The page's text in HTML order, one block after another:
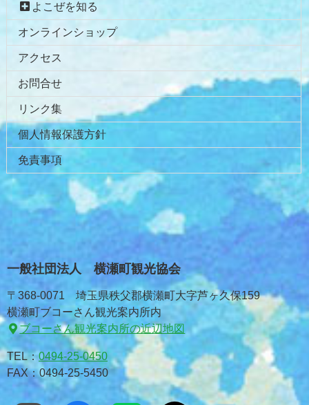
戻
よこぜを知る
オンラインショップ
アクセス
お問合せ
リンク集
個人情報保護方針
免責事項
一般社団法人 横瀬町観光協会
〒368-0071 埼玉県秩父郡横瀬町大字芦ヶ久保159
横瀬町ブコーさん観光案内所内
ブコーさん観光案内所の近辺地図
TEL：0494-25-0450
FAX：0494-25-5450